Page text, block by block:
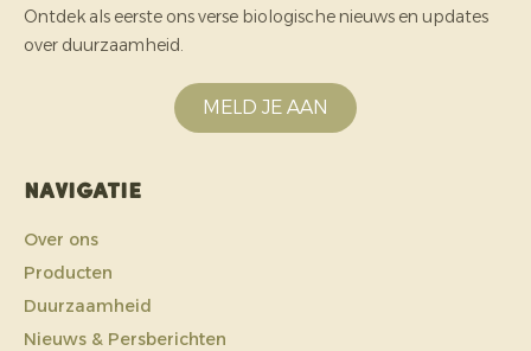
Ontdek als eerste ons verse biologische nieuws en updates
over duurzaamheid.
MELD JE AAN
Navigatie
Over ons
Producten
Duurzaamheid
Nieuws & Persberichten